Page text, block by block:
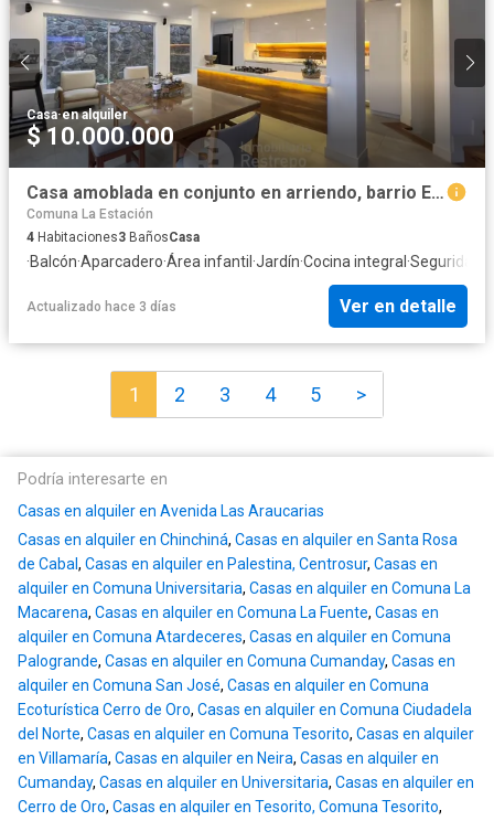
Casa·en alquiler
$ 10.000.000
Casa amoblada en conjunto en arriendo, barrio El Trébol, Manizales
Comuna La Estación
4 Habitaciones3 BañosCasa
·Balcón·Aparcadero·Área infantil ·Jardín·Cocina integral ·Seguridad
Actualizado hace 3 días Ver en detalle
1 2 3 4 5 >
Podría interesarte en
Casas en alquiler en Avenida Las Araucarias
Casas en alquiler en Chinchiná, Casas en alquiler en Santa Rosa
de Cabal, Casas en alquiler en Palestina, Centrosur, Casas en
alquiler en Comuna Universitaria, Casas en alquiler en Comuna La
Macarena, Casas en alquiler en Comuna La Fuente, Casas en
alquiler en Comuna Atardeceres, Casas en alquiler en Comuna
Palogrande, Casas en alquiler en Comuna Cumanday, Casas en
alquiler en Comuna San José, Casas en alquiler en Comuna
Ecoturística Cerro de Oro, Casas en alquiler en Comuna Ciudadela
del Norte, Casas en alquiler en Comuna Tesorito, Casas en alquiler
en Villamaría, Casas en alquiler en Neira, Casas en alquiler en
Cumanday, Casas en alquiler en Universitaria, Casas en alquiler en
Cerro de Oro, Casas en alquiler en Tesorito, Comuna Tesorito,